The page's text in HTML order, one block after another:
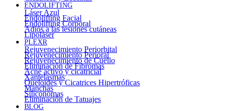
ENDOLIFTING
Láser Azul
Endolifting Facial
Endolifting Corporal
Adiós a las lesiones cutáneas
Lipoláser
PLEXR
Rejuvenecimiento Periorbital
Rejuvenecimiento Perioral
Rejuvenecimiento de Cuello
Eliminación de Fibromas
Acné activo y cicatricial
Xantelasmas
Queloides y Cicatrices Hipertróficas
Manchas
Siliconomas
Eliminación de Tatuajes
BLOG